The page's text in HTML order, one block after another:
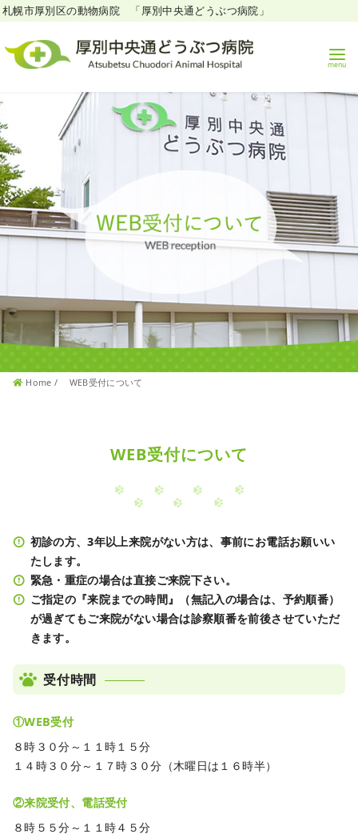
コ
ン
テ
ン
ツ
へ
移
動
札幌市厚別区の動物病院 「厚別中央通どうぶつ病院」
Home WEB受付について
WEB受付について
初診の方、3年以上来院がない方は、事前にお電話お願いい
たします。
緊急・重症の場合は直接ご来院下さい。
ご指定の『来院までの時間』（無記入の場合は、予約順番）
が過ぎてもご来院がない場合は診察順番を前後させていただ
きます。
受付時間
①WEB受付
８時３０分～１１時１５分
１４時３０分～１７時３０分（木曜日は１６時半）
②来院受付、電話受付
８時５５分～１１時４５分